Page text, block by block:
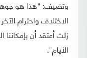
وتضيف: "هذا هو جوهر
الاختلاف واحترام
زلت أعتقد أن
الأيام".